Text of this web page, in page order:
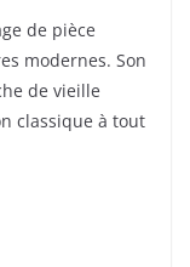
de pièce
modernes. Son
de vieille
classique à tout